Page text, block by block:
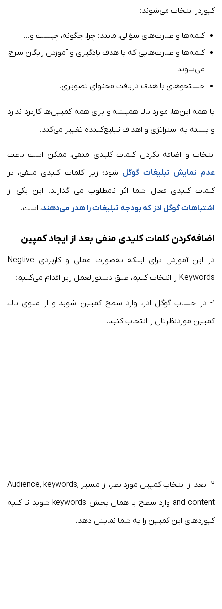
کیوردز انتخاب می‌شوند:
کلمه‌ها و عبارت‌های سؤالی، مانند: چرا، چگونه، چیست و…
کلمه‌ها و عبارت‌هایی که با هدف یادگیری و آموزش رایگان سرچ
می‌شوند
جستجوهای با هدف دریافت محتوای تصویری.
با همه این‌ها، موارد بالا همیشه و برای همه کمپین‌ها کاربرد ندارد
و بسته به استراتژی و اهداف تبلیغ‌کننده تغییر می‌کند.
انتخاب و اضافه نکردن کلمات کلیدی منفی، ممکن است باعث
عدم نمایش تبلیغات گوگل شود؛ زیرا کلمات کلیدی منفی، بر
کلمات کلیدی فعال شما اثر نامطلوب می گذارند. این یکی از
اشتباهات گوگل ادز که بودجه تبلیغات را هدر می‌دهند، است.
اضافه‌کردن کلمات کلیدی منفی بعد از ایجاد کمپین
در این آموزش برای اینکه به‌صورت عملی و کاربردی Negtive
Keywords را انتخاب کنیم، طبق دستورالعمل زیر اقدام می‌کنیم:
۱- در حساب گوگل ادز، وارد سطح کمپین شوید و از منوی بالا،
کمپین موردنظرتان را انتخاب کنید.
۲- بعد از انتخاب کمپین مورد نظر، از مسیر Audience, keywords,
and content وارد سطح یا همان بخش keywords شوید تا کلیه
کیوردهای این کمپین را به شما نمایش دهد.